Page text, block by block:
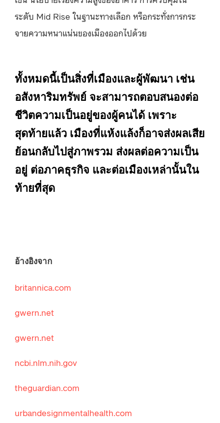
ระดับ Mid Rise ในฐานะทางเลือก หรือกระทั่งการกระ
จายความหนาแน่นของเมืองออกไปด้วย
ทั้งหมดนี้เป็นสิ่งที่เมืองและผู้พัฒนา เช่น
อสังหาริมทรัพย์ จะสามารถตอบสนองต่อ
ชีวิตความเป็นอยู่ของผู้คนได้ เพราะ
สุดท้ายแล้ว เมืองที่แห้งแล้งก็อาจส่งผลเสีย
ย้อนกลับไปสู่ภาพรวม ส่งผลต่อความเป็น
อยู่ ต่อภาคธุรกิจ และต่อเมืองเหล่านั้นใน
ท้ายที่สุด
อ้างอิงจาก
britannica.com
gwern.net
gwern.net
ncbi.nlm.nih.gov
theguardian.com
urbandesignmentalhealth.com